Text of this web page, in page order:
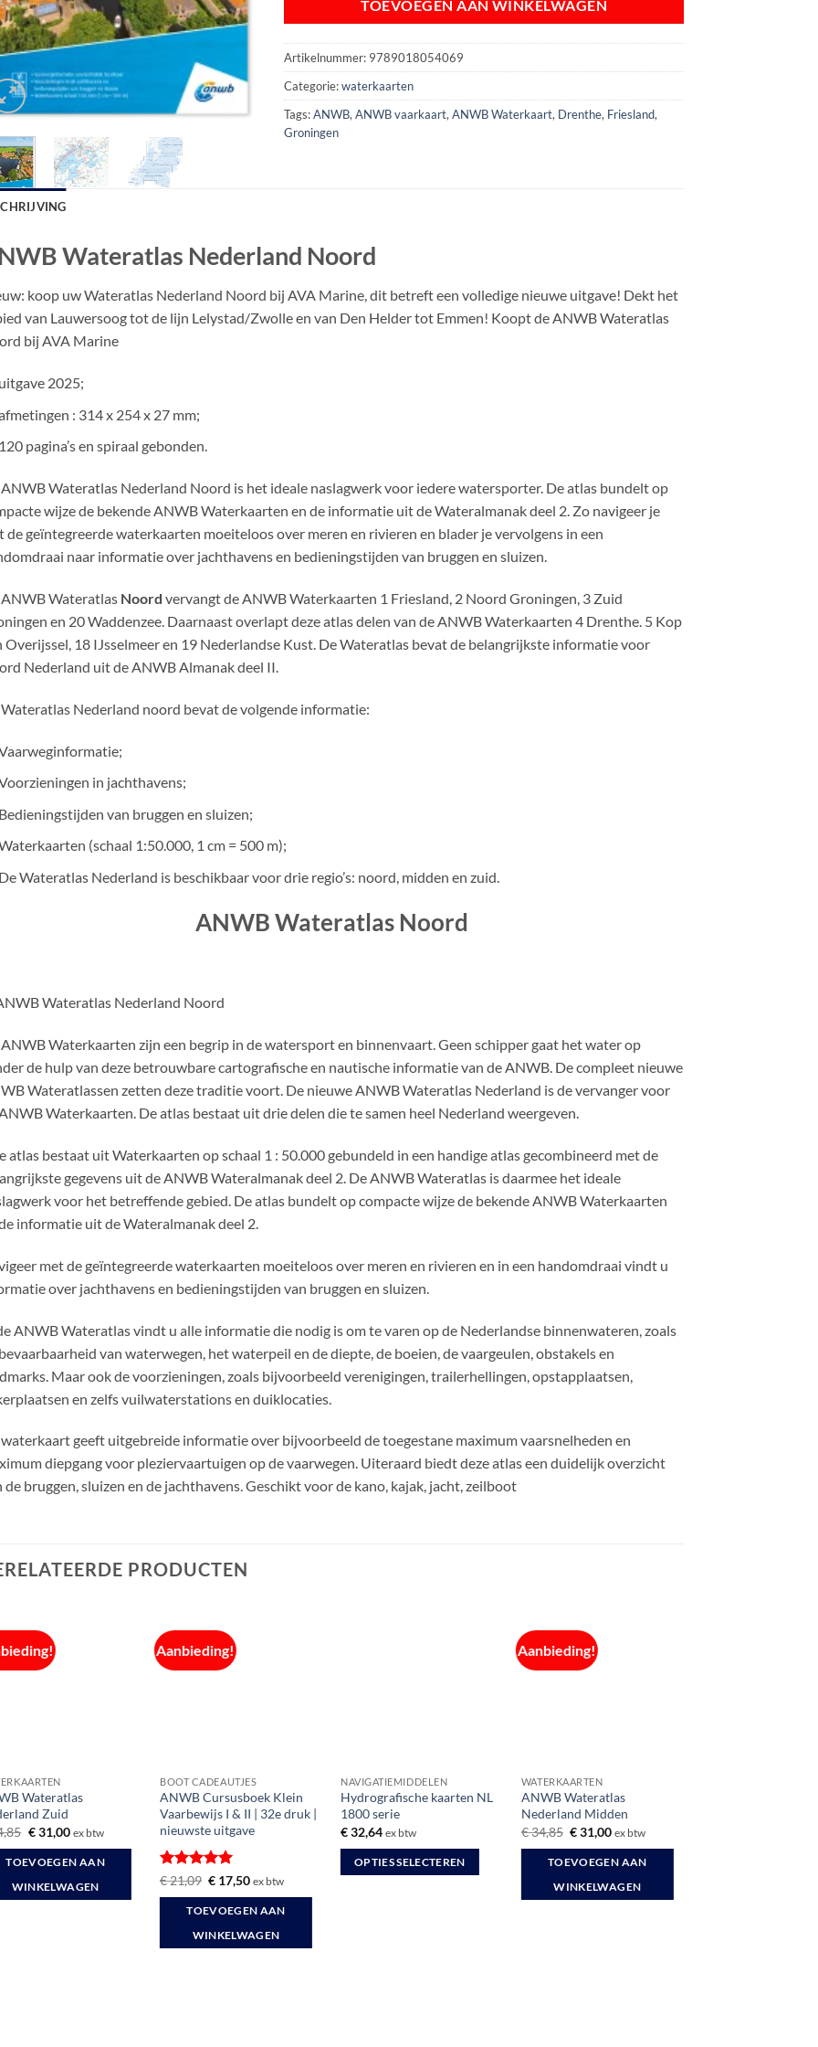
TOEVOEGEN AAN WINKELWAGEN
Artikelnummer: 9789018054069
Categorie:waterkaarten
Tags:ANWB,ANWB vaarkaart,ANWB Waterkaart, Drenthe, Friesland,
Groningen
Wateratlas Nederland Noord
koop uw Wateratlas Nederland Noord bij AVA Marine, dit betreft een volledige nieuwe uitgave! Dekt het
van Lauwersoog tot de lijn Lelystad/Zwolle en van Den Helder tot Emmen! Koopt de ANWB Wateratlas
bij AVA Marine
2025;
: 314 x 254 x 27 mm;
pagina’s en spiraal gebonden.
Wateratlas Nederland Noord is het ideale naslagwerk voor iedere watersporter. De atlas bundelt op
wijze de bekende ANWB Waterkaarten en de informatie uit de Wateralmanak deel 2. Zo navigeer je
de geïntegreerde waterkaarten moeiteloos over meren en rivieren en blader je vervolgens in een
naar informatie over jachthavens en bedieningstijden van bruggen en sluizen.
Wateratlas Noord vervangt de ANWB Waterkaarten 1 Friesland, 2 Noord Groningen, 3 Zuid
en 20 Waddenzee. Daarnaast overlapt deze atlas delen van de ANWB Waterkaarten 4 Drenthe. 5 Kop
Overijssel, 18 IJsselmeer en 19 Nederlandse Kust. De Wateratlas bevat de belangrijkste informatie voor
Nederland uit de ANWB Almanak deel II.
Nederland noord bevat de volgende informatie:
in jachthavens;
van bruggen en sluizen;
(schaal 1:50.000, 1 cm = 500 m);
Wateratlas Nederland is beschikbaar voor drie regio’s: noord, midden en zuid.
ANWB Wateratlas Noord
Waterkaarten zijn een begrip in de watersport en binnenvaart. Geen schipper gaat het water op
de hulp van deze betrouwbare cartografische en nautische informatie van de ANWB. De compleet nieuwe
Wateratlassen zetten deze traditie voort. De nieuwe ANWB Wateratlas Nederland is de vervanger voor
Waterkaarten. De atlas bestaat uit drie delen die te samen heel Nederland weergeven.
atlas bestaat uit Waterkaarten op schaal 1 : 50.000 gebundeld in een handige atlas gecombineerd met de
gegevens uit de ANWB Wateralmanak deel 2. De ANWB Wateratlas is daarmee het ideale
voor het betreffende gebied. De atlas bundelt op compacte wijze de bekende ANWB Waterkaarten
informatie uit de Wateralmanak deel 2.
met de geïntegreerde waterkaarten moeiteloos over meren en rivieren en in een handomdraai vindt u
over jachthavens en bedieningstijden van bruggen en sluizen.
ANWB Wateratlas vindt u alle informatie die nodig is om te varen op de Nederlandse binnenwateren, zoals
van waterwegen, het waterpeil en de diepte, de boeien, de vaargeulen, obstakels en
Maar ook de voorzieningen, zoals bijvoorbeeld verenigingen, trailerhellingen, opstapplaatsen,
en zelfs vuilwaterstations en duiklocaties.
geeft uitgebreide informatie over bijvoorbeeld de toegestane maximum vaarsnelheden en
diepgang voor pleziervaartuigen op de vaarwegen. Uiteraard biedt deze atlas een duidelijk overzicht
de bruggen, sluizen en de jachthavens. Geschikt voor de kano, kajak, jacht, zeilboot
PRODUCTEN
Wateratlas
Zuid
Oorspronkelijke
was:
€ 34,85.
€31,00Huidige
is:
€ 31,00.
ex btw
TOEVOEGEN AAN
WINKELWAGEN
Aanbieding!
BOOT CADEAUTJES
ANWB Cursusboek Klein
Vaarbewijs I & II | 32e druk |
nieuwste uitgave
Gewaardeerd
€21,09 Oorspronkelijke
prijs
was:
€ 21,09.
€ 17,50Huidige
is:
€ 17,50.
ex btw
TOEVOEGEN AAN
WINKELWAGEN
NAVIGATIEMIDDELEN
Hydrografische kaarten NL
1800 serie
€32,64 ex btw
OPTIES SELECTEREN
Aanbieding!
WATERKAARTEN
ANWB Wateratlas
Nederland Midden
€34,85 Oorspronkelijke
prijs
was:
€ 34,85.
€31,00Huidige
is:
€ 31,00.
ex btw
TOEVOEGEN AAN
WINKELWAGEN